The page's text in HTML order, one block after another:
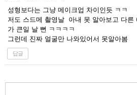
성형보다는 그냥 메이크업 차이인듯 ㅋㅋ
저도 스드메 촬영날 아내 못 알아보고 다른
가 큰일 날 뻔 ㅋㅋㅋㅋ
그런데 진짜 얼굴만 나와있어서 못알아봄
답글